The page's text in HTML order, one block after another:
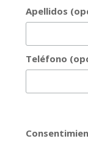
Apellidos
Teléfono